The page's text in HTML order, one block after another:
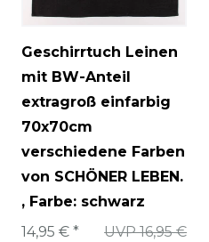
Geschirrtuch Leinen
mit BW-Anteil
extragroß einfarbig
70x70cm
verschiedene Farben
von SCHÖNER LEBEN.
, Farbe: schwarz
UVP 16,95 €
14,95 € *